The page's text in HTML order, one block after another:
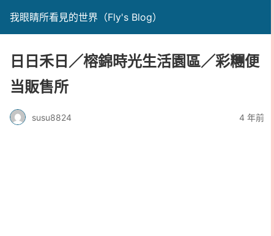
我眼睛所看見的世界（Fly's Blog）
日日禾日／榕錦時光生活園區／彩糰便
当販售所
susu8824 4 年前